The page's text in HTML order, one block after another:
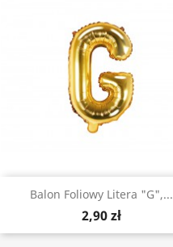
Balon Foliowy Litera "G",...
2,90 zł